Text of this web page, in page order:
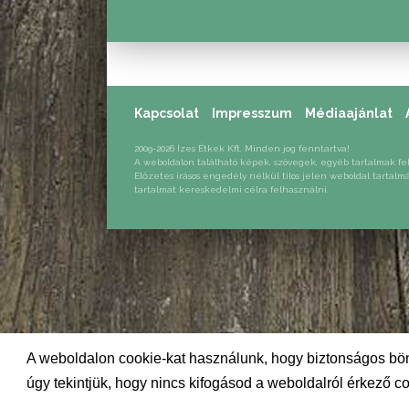
A weboldalon cookie-kat használunk, hogy biztonságos
úgy tekintjük, hogy nincs kifogásod a weboldalról érkező
Kapcsolat Impresszum Médiaajánlat
2009-2026 Ízes Étkek Kft. Minden jog fenntartva!
A weboldalon található képek, szövegek, egyéb tartalmak
Előzetes írásos engedély nélkül tilos jelen weboldal
tartalmát kereskedelmi célra felhasználni.